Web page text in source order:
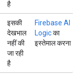
है
इसकी
देखभाल
नहीं की
जा रही
है
Firebase AI
Logicका
इस्तेमाल करना